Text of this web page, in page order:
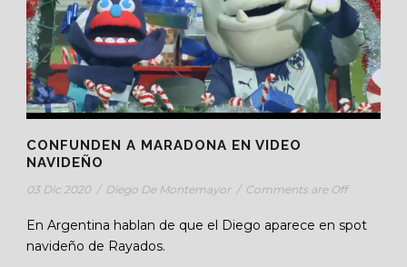
CONFUNDEN A MARADONA EN VIDEO
NAVIDEÑO
03 Dic 2020 / Diego De Montemayor / Comments are Off
En Argentina hablan de que el Diego aparece en spot
navideño de Rayados.